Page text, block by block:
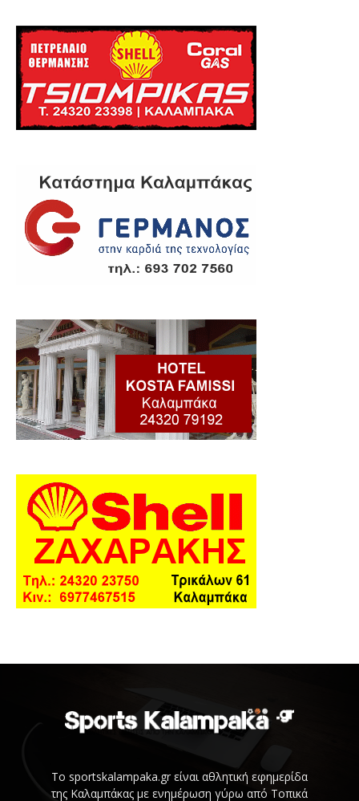
Το sportskalampaka.gr είναι αθλητική εφημερίδα
της Καλαμπάκας με ενημέρωση γύρω από Τοπικά